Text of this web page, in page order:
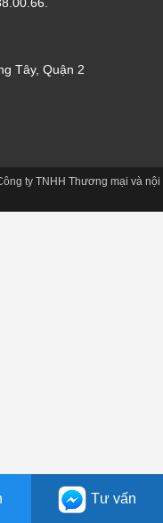
Tây, Quận 2
Tư vấn
ty TNHH Thương mại và nội